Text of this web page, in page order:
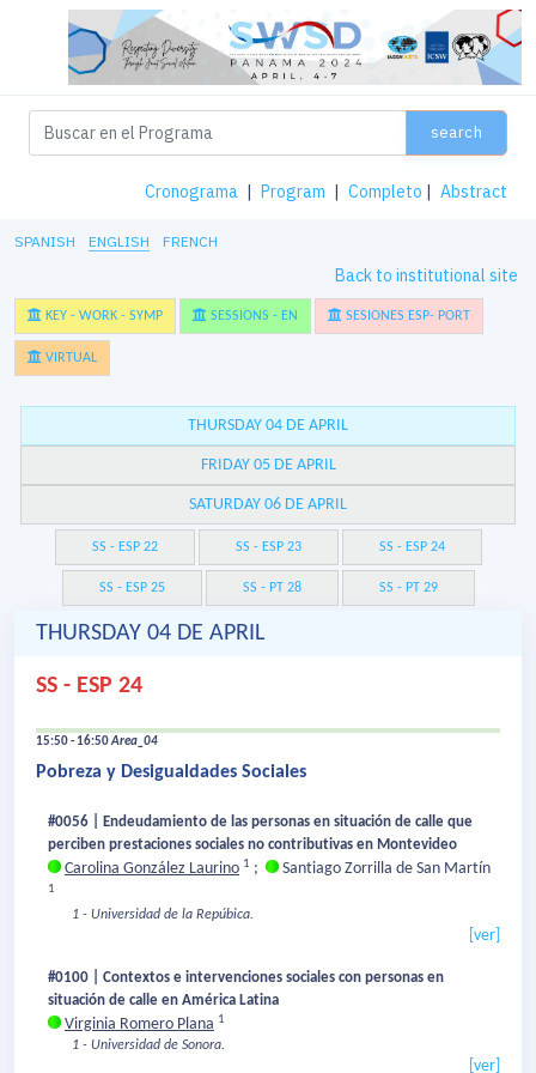
search
Cronograma | Program | Completo | Abstract
SPANISH ENGLISH FRENCH
Back to institutional site
KEY - WORK - SYMP SESSIONS - EN SESIONES ESP- PORT
VIRTUAL
THURSDAY 04 DE APRIL
FRIDAY 05 DE APRIL
SATURDAY 06 DE APRIL
SS - ESP 22 SS - ESP 23 SS - ESP 24
SS - ESP 25 SS - PT 28 SS - PT 29
THURSDAY 04 DE APRIL
SS - ESP 24
15:50 - 16:50Area_04
Pobreza y Desigualdades Sociales
#0056 | Endeudamiento de las personas en situación de calle que
perciben prestaciones sociales no contributivas en Montevideo
Carolina González Laurino 1 ; Santiago Zorrilla de San Martín
1
1 - Universidad de la Repúbica.
[ver]
#0100 | Contextos e intervenciones sociales con personas en
situación de calle en América Latina
Virginia Romero Plana 1
1 - Universidad de Sonora.
[ver]